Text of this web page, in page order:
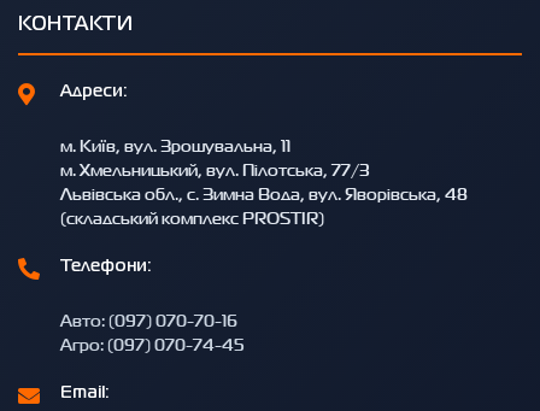
КОНТАКТИ
Адреси:
м. Київ, вул. Зрошувальна, 11
м. Хмельницький, вул. Пілотська, 77/3
Львівська обл., с. Зимна Вода, вул. Яворівська, 48
(складський комплекс PROSTIR)
Телефони:
Авто: (097) 070-70-16
Агро: (097) 070-74-45
Email: